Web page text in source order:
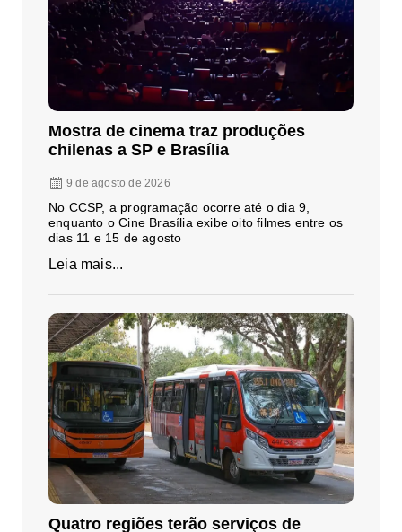
Mostra de cinema traz produções
chilenas a SP e Brasília
9 de agosto de 2026
No CCSP, a programação ocorre até o dia 9,
enquanto o Cine Brasília exibe oito filmes entre os
dias 11 e 15 de agosto
Leia mais...
Quatro regiões terão serviços de